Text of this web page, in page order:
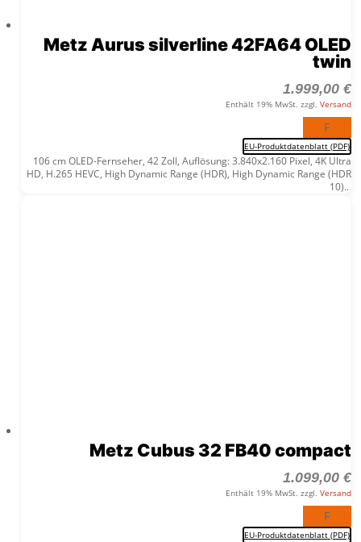
Metz Aurus silverline 42FA64 OLED
twin
1.999,00 €
Enthält 19% MwSt. zzgl. Versand
F
EU-Produktdatenblatt (PDF)
106 cm OLED-Fernseher, 42 Zoll, Auflösung: 3.840x2.160 Pixel, 4K Ultra
HD, H.265 HEVC, High Dynamic Range (HDR), High Dynamic Range (HDR
10)...
Metz Cubus 32 FB40 compact
1.099,00 €
Enthält 19% MwSt. zzgl. Versand
F
EU-Produktdatenblatt (PDF)